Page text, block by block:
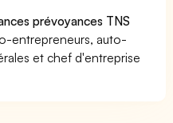
prévoyances TNS
entrepreneurs, auto-
et chef d'entreprise